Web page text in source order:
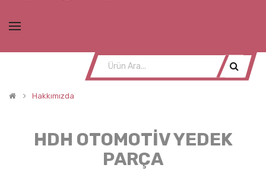
Hakkımızda
HDH OTOMOTİV YEDEK
PARÇA